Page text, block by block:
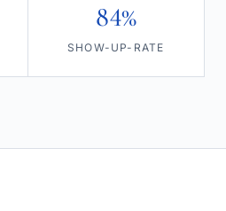
84%
SHOW-UP-RATE